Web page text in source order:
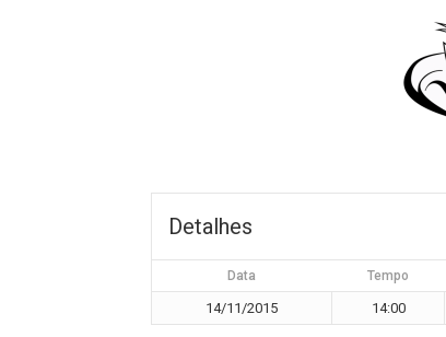
Detalhes
Data Tempo
14/11/2015 14:00